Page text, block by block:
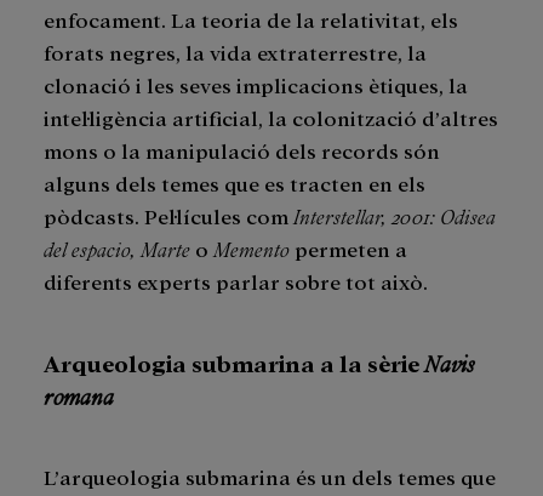
enfocament. La teoria de la relativitat, els
forats negres, la vida extraterrestre, la
clonació i les seves implicacions ètiques, la
intel·ligència artificial, la colonització d’altres
mons o la manipulació dels records són
alguns dels temes que es tracten en els
pòdcasts. Pel·lícules com Interstellar, 2001: Odisea
del espacio, Marte o Memento permeten a
diferents experts parlar sobre tot això.
Arqueologia submarina a la sèrie Navis
romana
L’arqueologia submarina és un dels temes que